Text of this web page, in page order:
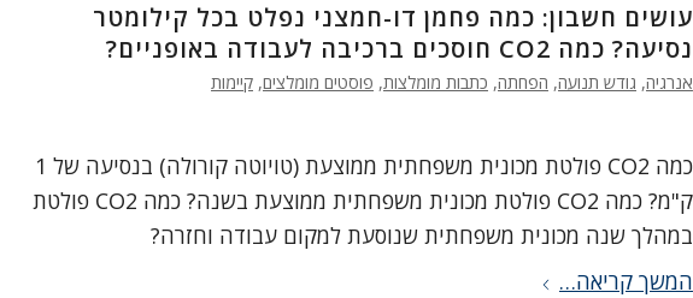
עושים חשבון: כמה פחמן דו-חמצני נפלט בכל קילומטר
נסיעה? כמה CO2 חוסכים ברכיבה לעבודה באופניים?
אנרגיה, גודש תנועה, הפחתה, כתבות מומלצות, פוסטים מומלצים, קיימות
כמה CO2 פולטת מכונית משפחתית ממוצעת (טויוטה קורולה) בנסיעה של 1
ק"מ? כמה CO2 פולטת מכונית משפחתית ממוצעת בשנה? כמה CO2 פולטת
במהלך שנה מכונית משפחתית שנוסעת למקום עבודה וחזרה?
המשך קריאה…